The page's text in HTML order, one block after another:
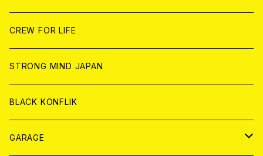
ANALOG
ANALOG
CD
ANALOG
CD
ANALOG
WORLD
CD
ANALOG
JAPAN
CD
ANALOG
WORLD
CD
ANALOG
CREW FOR LIFE
STRONG MIND JAPAN
BLACK KONFLIK
GARAGE